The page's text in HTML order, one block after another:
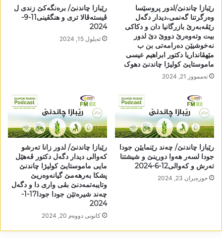
رێبازا چاندنێ/لدور پروسێسا
وەرگرتنا گەنمی،دیدار دگەل
رێڤەبەرێ بازرگانیا دان و دکاکی
بیت وتەوەرێ دووێ دێ لدور
نەخوشیێن دەرامەتی بن ب
مێھڤانداریا دکتور ابراھیم عیسی
ماموستایێ کولیژا چاندنێ دھوک
تەممووز 21, 2024
رێبازا چاندنێ/ برەنگەکێ زندی ل
ڤیستەڤالا تری و ھنگڤینی11-9-
2024
ئه‌یلول 15, 2024
رێبازا چاندنێ/ چەند رێنمایێن جودا
جودا لسەر ھەوا دورینێ و شیشتنا
تەرش و کەوالی12-6-2024
حوزه‌یران 23, 2024
رێبازا چاندنێ/ لدور زانا تەرشو
کەوالی دیدار دگەل دکتور ڤەھێل
مایی ماموستایێ کولیژا چاندنێ
پشکا بەرھەمێ گیانەوەریێ
وتایبەتمەدنێ بڤی واری دا و دگەل
چەند شیرەتێن جودا جودا17-1-
2024
كانونی دووه‌م 20, 2024